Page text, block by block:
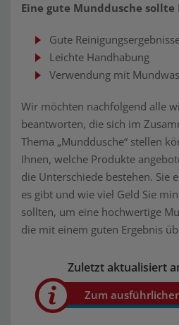
Eine gute Munddusche sollte
Gute
Leichte Handhabung
Verwendung mit
Wir möchten nachfolgend alle
beantworten, die sich im
Thema „Munddusche“ stellen
Ihnen, welche Produkte
die Unterschiede bestehen. Sie
es gibt und wie viel Geld Sie
sollten, um eine hochwertige
die mit einem guten Ergebnis
Zuletzt aktualisiert
Zum